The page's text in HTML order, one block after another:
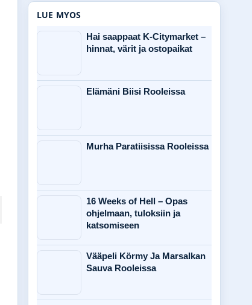
LUE MYOS
Hai saappaat K-Citymarket –
hinnat, värit ja ostopaikat
Elämäni Biisi Rooleissa
Murha Paratiisissa Rooleissa
16 Weeks of Hell – Opas
ohjelmaan, tuloksiin ja
katsomiseen
Vääpeli Körmy Ja Marsalkan
Sauva Rooleissa